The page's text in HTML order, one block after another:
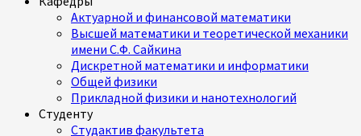
Актуарной и финансовой математики
Высшей математики и теоретической механики
имени С.Ф. Сайкина
Дискретной математики и информатики
Общей физики
Прикладной физики и нанотехнологий
Студенту
Студактив факультета